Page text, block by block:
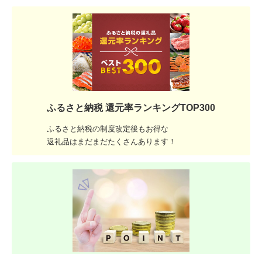
ふるさと納税 還元率ランキングTOP300
ふるさと納税の制度改定後もお得な
返礼品はまだまだたくさんあります！